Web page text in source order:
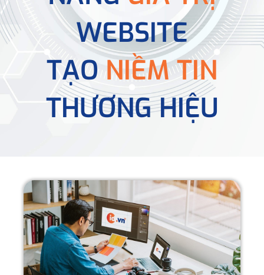
WEBSITE
TẠONIỀM TIN
THƯƠNG HIỆU